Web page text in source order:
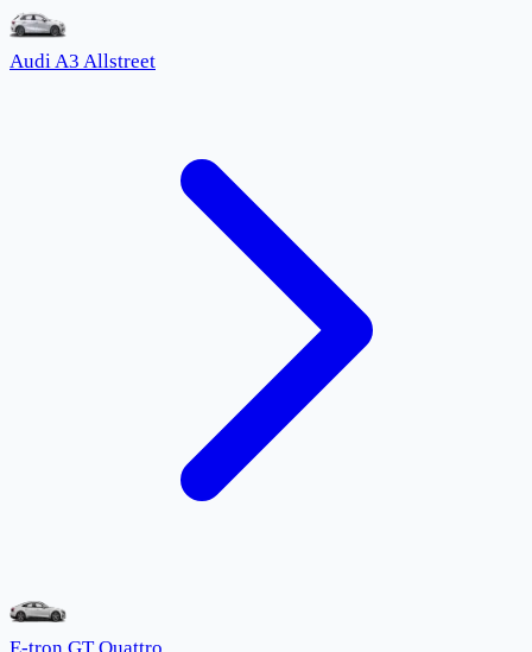
Audi A3 Allstreet